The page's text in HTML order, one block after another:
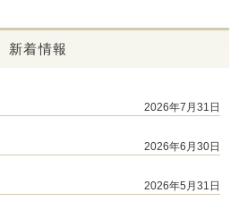
新着情報
2026年7月31日
2026年6月30日
2026年5月31日